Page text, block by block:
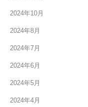
2024年10月
2024年8月
2024年7月
2024年6月
2024年5月
2024年4月